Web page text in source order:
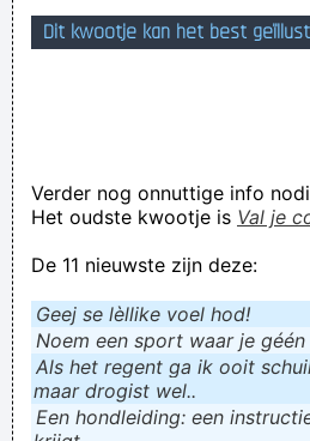
Het lichaam van Zwarts
Dit kwootje kan het best
Verder nog onnuttige info
Het oudste kwootje is Val je
De 11 nieuwste zijn deze:
Geej se lèllike voel hod!
Noem een sport waar je
Als het regent ga ik ooit
maar drogist wel..
Een hondleiding: een